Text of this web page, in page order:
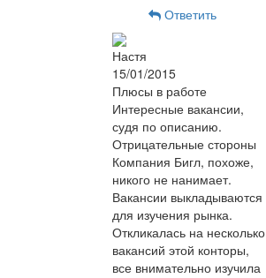
Ответить
Настя
15/01/2015
Плюсы в работе
Интересные вакансии,
судя по описанию.
Отрицательные стороны
Компания Бигл, похоже,
никого не нанимает.
Вакансии выкладываются
для изучения рынка.
Откликалась на несколько
вакансий этой конторы,
все внимательно изучила